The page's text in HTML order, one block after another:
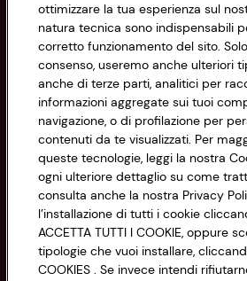
Privacy Policy
Cookie Policy
Impostazioni Cookie
Accessibilità
CONAD SOCIETÀ COOPERATIVA
Via Michelino, 59 | 40127
Codice Fiscale e Registro Imprese
di Bologna 00865960157
PARTITA IVA 03320960374
Servizio clienti
ottimizzare la tua esperienza sul
natura tecnica sono indispensabili
corretto funzionamento del sito.
consenso, useremo anche ulteriori
anche di terze parti, analitici per
informazioni aggregate sui tuoi
navigazione, o di profilazione per
contenuti da te visualizzati. Per
queste tecnologie, leggi la nostra
ogni ulteriore dettaglio su come
consulta anche la nostra Privacy
l’installazione di tutti i cookie
ACCETTA TUTTI I COOKIE, oppure
tipologie che vuoi installare,
COOKIES . Se invece intendi